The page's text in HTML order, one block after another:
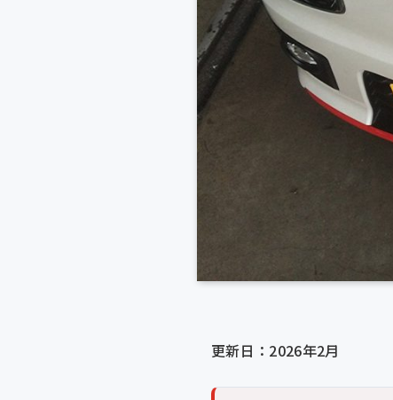
更新日：2026年2月